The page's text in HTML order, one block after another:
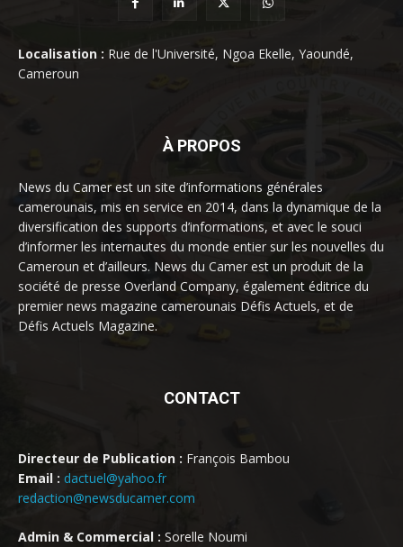
Localisation : Rue de l'Université, Ngoa Ekelle, Yaoundé,
Cameroun
À PROPOS
News du Camer est un site d’informations générales
camerounais, mis en service en 2014, dans la dynamique de la
diversification des supports d’informations, et avec le souci
d’informer les internautes du monde entier sur les nouvelles du
Cameroun et d’ailleurs. News du Camer est un produit de la
société de presse Overland Company, également éditrice du
premier news magazine camerounais Défis Actuels, et de
Défis Actuels Magazine.
CONTACT
Directeur de Publication : François Bambou
Email : dactuel@yahoo.fr
redaction@newsducamer.com
Admin & Commercial : Sorelle Noumi